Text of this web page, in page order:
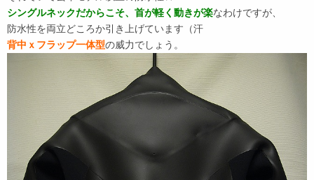
シングルネックだからこそ、首が軽く動きが楽なわけですが、
防水性を両立どころか引き上げています（汗
背中ｘフラップ一体型の威力でしょう。